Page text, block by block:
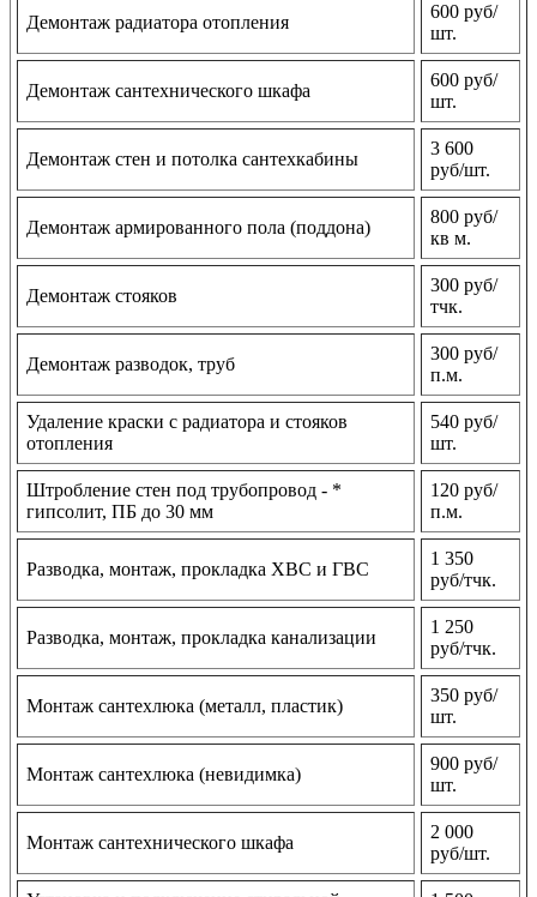
Демонтаж радиатора отопления
600 руб/
шт.
Демонтаж сантехнического шкафа
600 руб/
шт.
Демонтаж стен и потолка сантехкабины
3 600
руб/шт.
Демонтаж армированного пола (поддона)
800 руб/
кв м.
Демонтаж стояков
300 руб/
тчк.
Демонтаж разводок, труб
300 руб/
п.м.
Удаление краски с радиатора и стояков
отопления
540 руб/
шт.
Штробление стен под трубопровод - *
гипсолит, ПБ до 30 мм
120 руб/
п.м.
Разводка, монтаж, прокладка ХВС и ГВС
1 350
руб/тчк.
Разводка, монтаж, прокладка канализации
1 250
руб/тчк.
Монтаж сантехлюка (металл, пластик)
350 руб/
шт.
Монтаж сантехлюка (невидимка)
900 руб/
шт.
Монтаж сантехнического шкафа
2 000
руб/шт.